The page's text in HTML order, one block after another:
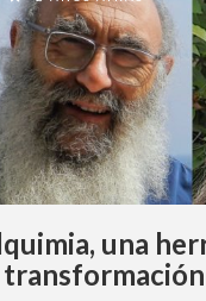
una